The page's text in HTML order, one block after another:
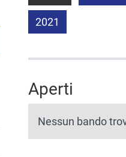
2021
Aperti
Nessun bando